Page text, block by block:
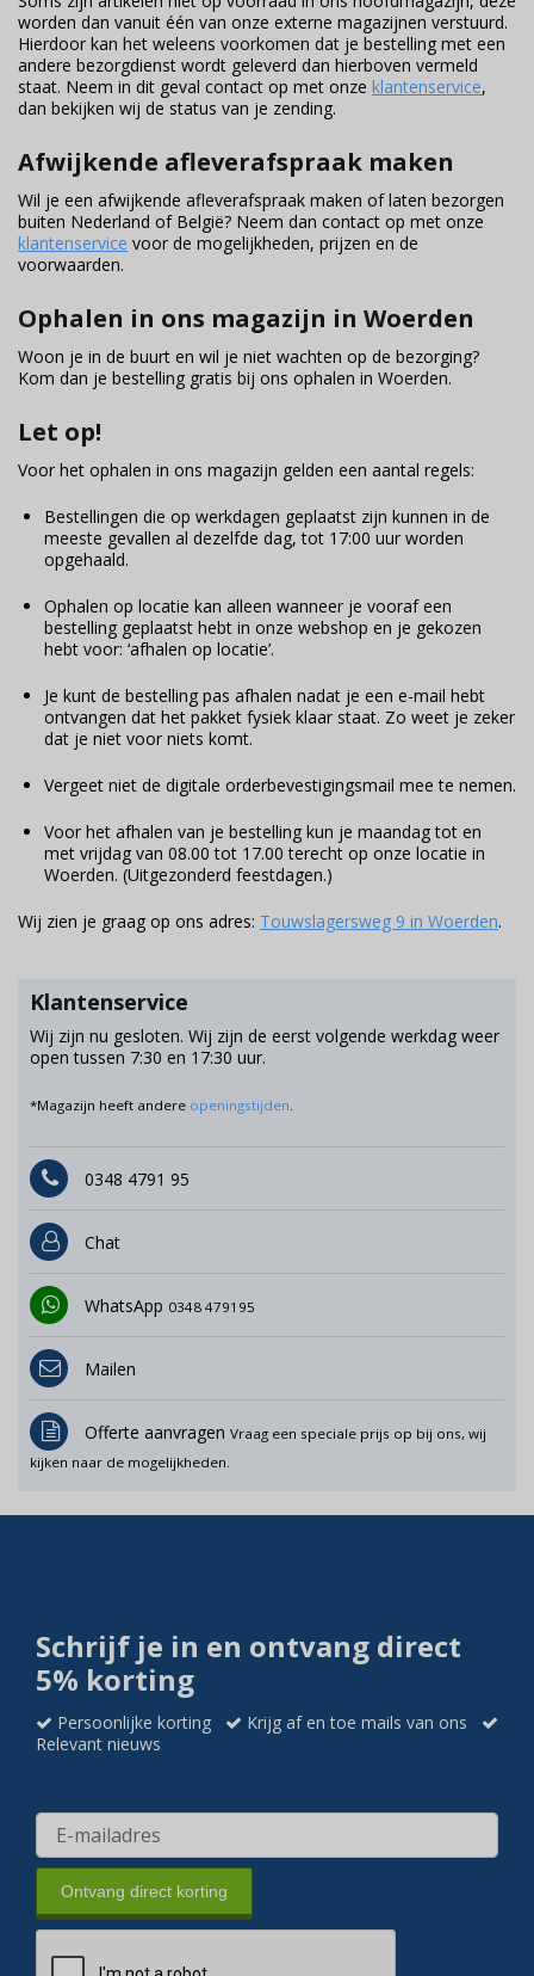
worden dan vanuit één van onze externe magazijnen verstuurd.
Hierdoor kan het weleens voorkomen dat je bestelling met een
andere bezorgdienst wordt geleverd dan hierboven vermeld
staat. Neem in dit geval contact op met onze klantenservice,
dan bekijken wij de status van je zending.
Afwijkende afleverafspraak maken
Wil je een afwijkende afleverafspraak maken of laten bezorgen
buiten Nederland of België? Neem dan contact op met onze
klantenservice voor de mogelijkheden, prijzen en de
voorwaarden.
Ophalen in ons magazijn in Woerden
Woon je in de buurt en wil je niet wachten op de bezorging?
Kom dan je bestelling gratis bij ons ophalen in Woerden.
Let op!
Voor het ophalen in ons magazijn gelden een aantal regels:
Bestellingen die op werkdagen geplaatst zijn kunnen in de
meeste gevallen al dezelfde dag, tot 17:00 uur worden
opgehaald.
Ophalen op locatie kan alleen wanneer je vooraf een
bestelling geplaatst hebt in onze webshop en je gekozen
hebt voor: ‘afhalen op locatie’.
Je kunt de bestelling pas afhalen nadat je een e-mail hebt
ontvangen dat het pakket fysiek klaar staat. Zo weet je zeker
dat je niet voor niets komt.
Vergeet niet de digitale orderbevestigingsmail mee te nemen.
Voor het afhalen van je bestelling kun je maandag tot en
met vrijdag van 08.00 tot 17.00 terecht op onze locatie in
Woerden. (Uitgezonderd feestdagen.)
Wij zien je graag op ons adres: Touwslagersweg 9 in Woerden.
Klantenservice
Wij zijn nu gesloten. Wij zijn de eerst volgende werkdag weer
open tussen 7:30 en 17:30 uur.
*Magazijn heeft andere openingstijden.
0348 4791 95
Chat
WhatsApp 0348 479195
Mailen
Offerte aanvragen Vraag een speciale prijs op bij ons, wij
kijken naar de mogelijkheden.
Schrijf je in en ontvang direct
5% korting
Persoonlijke korting
Krijg af en toe mails van ons
Relevant nieuws
Ontvang direct korting